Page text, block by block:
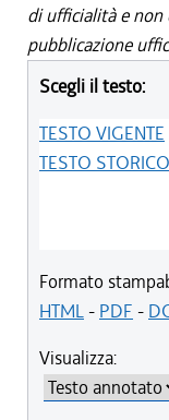
di ufficialità e
pubblicazione
Scegli il testo:
TESTO VIGENTE
TESTO STORICO
Formato
HTML- PDF -
Visualizza: